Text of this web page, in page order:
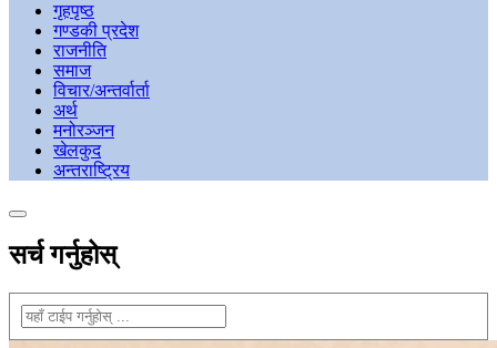
गृहपृष्ठ
गण्डकी प्रदेश
राजनीति
समाज
विचार/अन्तर्वार्ता
अर्थ
मनोरञ्जन
खेलकुद
अन्तराष्ट्रिय
सर्च गर्नुहोस्